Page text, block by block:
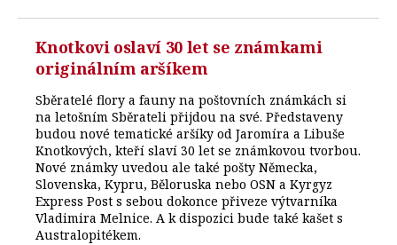
Knotkovi oslaví 30 let se známkami
originálním aršíkem
Sběratelé flory a fauny na poštovních známkách si
na letošním Sběrateli přijdou na své. Představeny
budou nové tematické aršíky od Jaromíra a Libuše
Knotkových, kteří slaví 30 let se známkovou tvorbou.
Nové známky uvedou ale také pošty Německa,
Slovenska, Kypru, Běloruska nebo OSN a Kyrgyz
Express Post s sebou dokonce přiveze výtvarníka
Vladimira Melnice. A k dispozici bude také kašet s
Australopitékem.